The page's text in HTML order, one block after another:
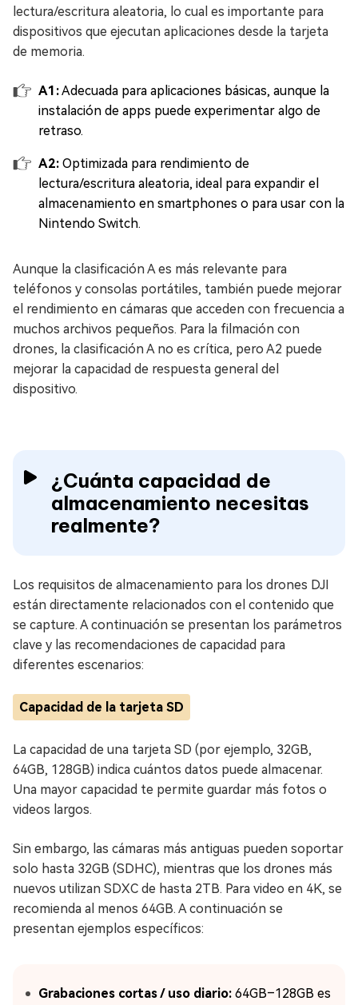
lectura/escritura aleatoria, lo cual es importante para
dispositivos que ejecutan aplicaciones desde la tarjeta
de memoria.
A1:Adecuada para aplicaciones básicas, aunque la
instalación de apps puede experimentar algo de
retraso.
A2: Optimizada para rendimiento de
lectura/escritura aleatoria, ideal para expandir el
almacenamiento en smartphones o para usar con la
Nintendo Switch.
Aunque la clasificación A es más relevante para
teléfonos y consolas portátiles, también puede mejorar
el rendimiento en cámaras que acceden con frecuencia a
muchos archivos pequeños. Para la filmación con
drones, la clasificación A no es crítica, pero A2 puede
mejorar la capacidad de respuesta general del
dispositivo.
¿Cuánta capacidad de
almacenamiento necesitas
realmente?
Los requisitos de almacenamiento para los drones DJI
están directamente relacionados con el contenido que
se capture. A continuación se presentan los parámetros
clave y las recomendaciones de capacidad para
diferentes escenarios:
Capacidad de la tarjeta SD
La capacidad de una tarjeta SD (por ejemplo, 32GB,
64GB, 128GB) indica cuántos datos puede almacenar.
Una mayor capacidad te permite guardar más fotos o
videos largos.
Sin embargo, las cámaras más antiguas pueden soportar
solo hasta 32GB (SDHC), mientras que los drones más
nuevos utilizan SDXC de hasta 2TB. Para video en 4K, se
recomienda al menos 64GB. A continuación se
presentan ejemplos específicos:
Grabaciones cortas / uso diario: 64GB–128GB es